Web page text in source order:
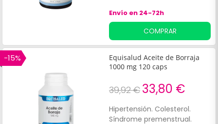
Envío en 24-72h
COMPRAR
-15%
Equisalud Aceite de Borraja
1000 mg 120 caps
39,92 € 33,80 €
Hipertensión. Colesterol.
Síndrome premenstrual.